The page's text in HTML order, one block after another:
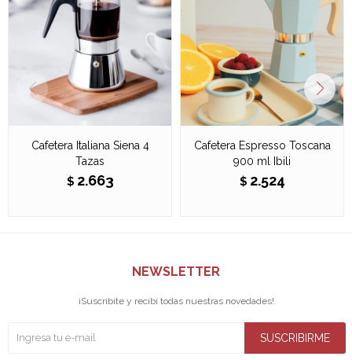
Cafetera Italiana Siena 4
Tazas
$ 2.663
Cafetera Espresso Toscana
900 ml Ibili
$ 2.524
NEWSLETTER
¡Suscribite y recibí todas nuestras novedades!
SUSCRIBIRME